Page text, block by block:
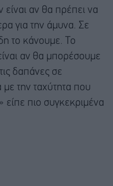
αν θα πρέπει να
για την άμυνα. Σε
το κάνουμε. Το
αν θα μπορέσουμε
δαπάνες σε
με την ταχύτητα που
είπε πιο συγκεκριμένα